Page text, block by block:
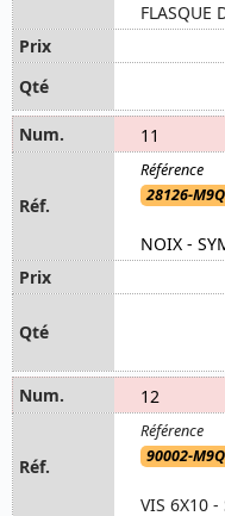
FLASQUE
11
28126-
NOIX -
12
90002-
VIS 6X10 -